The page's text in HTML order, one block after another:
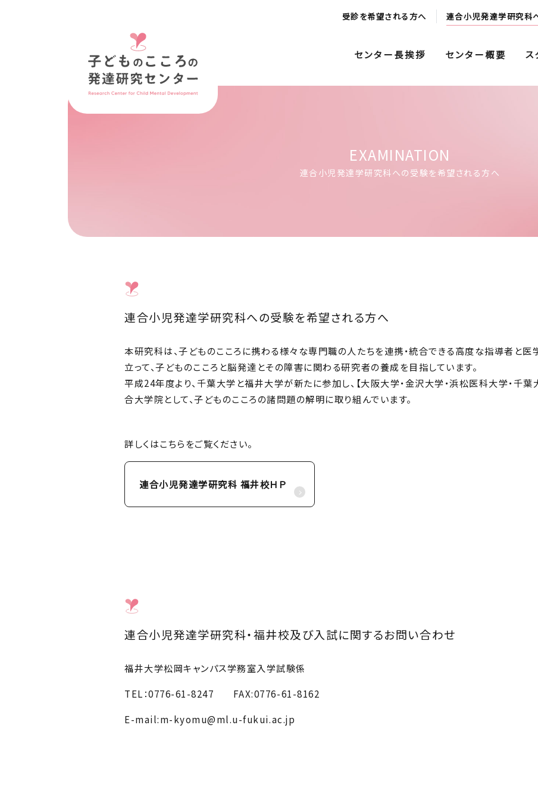
受診を希望される方へ 連合小児発達学研究科
センター長挨拶 センター概要 ス
EXAMINATION
連合小児発達学研究科への受験を希望される方へ
連合小児発達学研究科への受験を希望される方へ
本研究科は、子どものこころに携わる様々な専門職の人たちを連携・統合できる高度な指導者と医
立って、子どものこころと脳発達とその障害に関わる研究者の養成を目指しています。
平成24年度より、千葉大学と福井大学が新たに参加し、【大阪大学・金沢大学・浜松医科大学・千葉
合大学院として、子どものこころの諸問題の解明に取り組んでいます。
詳しくはこちらをご覧ください。
連合小児発達学研究科 福井校ＨＰ
連合小児発達学研究科・福井校及び入試に関するお問い合わせ
福井大学松岡キャンパス学務室入学試験係
TEL：0776-61-8247
FAX:0776-61-8162
E-mail:m-kyomu@ml.u-fukui.ac.jp